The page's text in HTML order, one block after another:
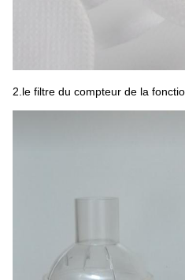
2.le filtre du compteur de la